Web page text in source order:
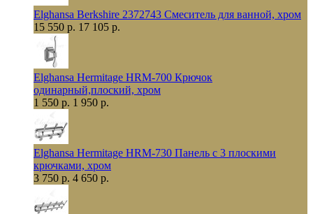
Elghansa Berkshire 2372743 Смеситель для ванной, хром
15 550 р. 17 105 р.
Elghansa Hermitage HRM-700 Крючок
одинарный,плоский, хром
1 550 р. 1 950 р.
Elghansa Hermitage HRM-730 Панель с 3 плоскими
крючками, хром
3 750 р. 4 650 р.